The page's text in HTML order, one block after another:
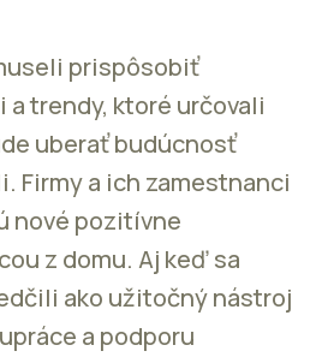
prispôsobiť
trendy, ktoré určovali
uberať budúcnosť
Firmy a ich zamestnanci
nové pozitívne
z domu. Aj keď sa
ako užitočný nástroj
a podporu